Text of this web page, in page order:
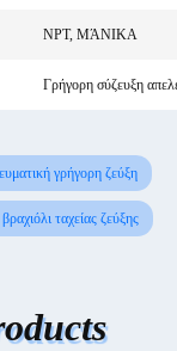
NPT, ΜΆΝΙΚΑ
Γρήγορη σύζευξη
γρήγορη ζεύξη
ταχείας ζεύξης